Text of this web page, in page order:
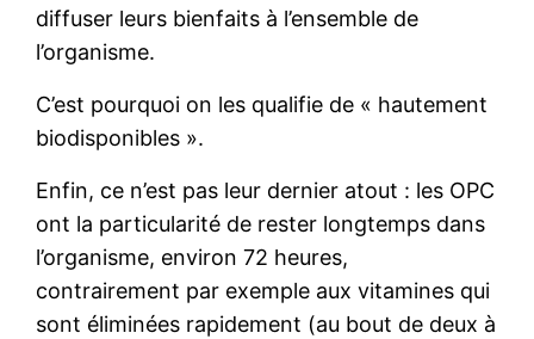
diffuser leurs bienfaits à l’ensemble de
l’organisme.
C’est pourquoi on les qualifie de « hautement
biodisponibles ».
Enfin, ce n’est pas leur dernier atout : les OPC
ont la particularité de rester longtemps dans
l’organisme, environ 72 heures,
contrairement par exemple aux vitamines qui
sont éliminées rapidement (au bout de deux à